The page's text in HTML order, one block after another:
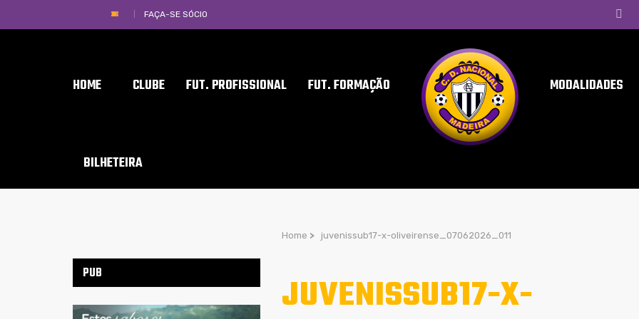
FAÇA-SE SÓCIO
HOME CLUBE FUT. PROFISSIONAL FUT. FORMAÇÃO MODALIDADES
BILHETEIRA
Home > juvenissub17-x-oliveirense_07062026_011
JUVENISSUB17-X-
PUB